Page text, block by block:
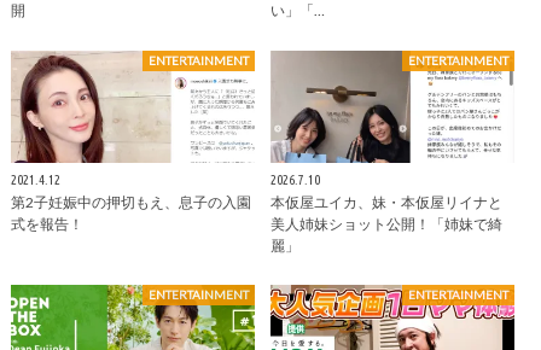
開
い」「…
ENTERTAINMENT
2021.4.12
第2子妊娠中の押切もえ、息子の入園
式を報告！
ENTERTAINMENT
2026.7.10
本仮屋ユイカ、妹・本仮屋リイナと
美人姉妹ショット公開！「姉妹で綺
麗」
ENTERTAINMENT ENTERTAINMENT